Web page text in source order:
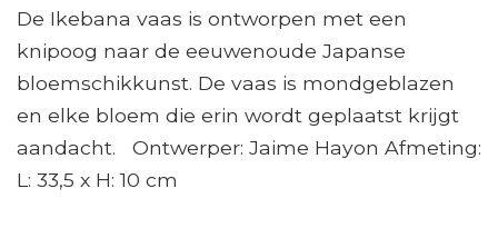
De Ikebana vaas is ontworpen met een
knipoog naar de eeuwenoude Japanse
bloemschikkunst. De vaas is mondgeblazen
en elke bloem die erin wordt geplaatst krijgt
aandacht. Ontwerper: Jaime Hayon Afmeting:
L: 33,5 x H: 10 cm